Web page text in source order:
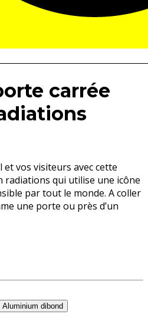
carrée
vos visiteurs avec cette
qui utilise une icône
par tout le monde. A coller
une porte ou près d’un
Aluminium dibond